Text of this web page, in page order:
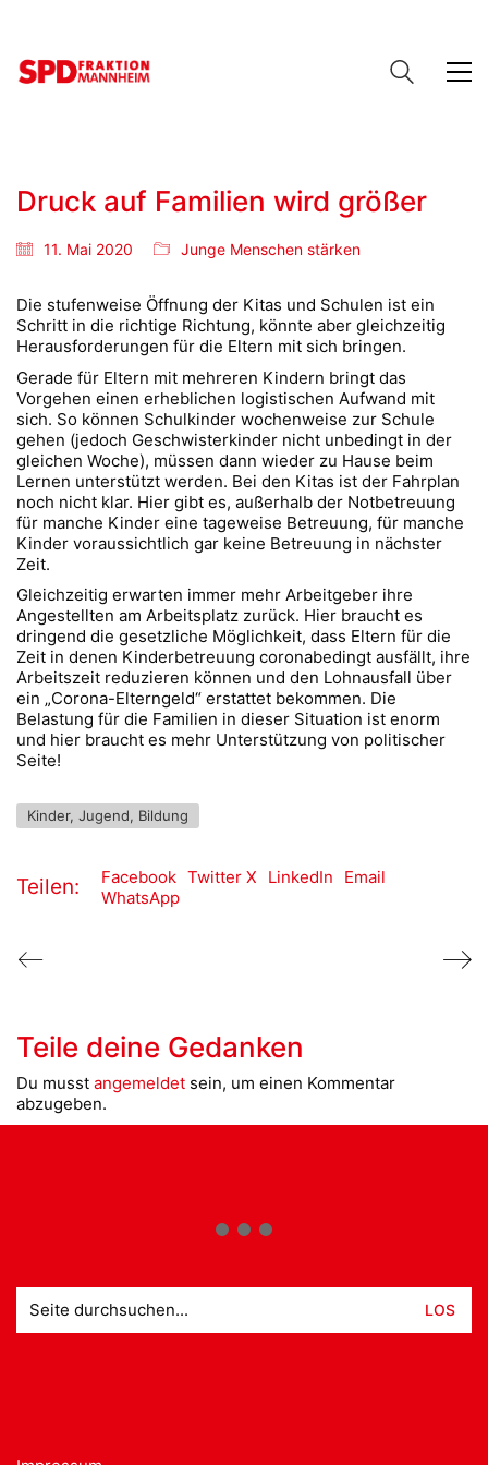
Druck auf Familien wird größer
11. Mai 2020 Junge Menschen stärken
Die stufenweise Öffnung der Kitas und Schulen ist ein
Schritt in die richtige Richtung, könnte aber gleichzeitig
Herausforderungen für die Eltern mit sich bringen.
Gerade für Eltern mit mehreren Kindern bringt das
Vorgehen einen erheblichen logistischen Aufwand mit
sich. So können Schulkinder wochenweise zur Schule
gehen (jedoch Geschwisterkinder nicht unbedingt in der
gleichen Woche), müssen dann wieder zu Hause beim
Lernen unterstützt werden. Bei den Kitas ist der Fahrplan
noch nicht klar. Hier gibt es, außerhalb der Notbetreuung
für manche Kinder eine tageweise Betreuung, für manche
Kinder voraussichtlich gar keine Betreuung in nächster
Zeit.
Gleichzeitig erwarten immer mehr Arbeitgeber ihre
Angestellten am Arbeitsplatz zurück. Hier braucht es
dringend die gesetzliche Möglichkeit, dass Eltern für die
Zeit in denen Kinderbetreuung coronabedingt ausfällt, ihre
Arbeitszeit reduzieren können und den Lohnausfall über
ein „Corona-Elterngeld“ erstattet bekommen. Die
Belastung für die Familien in dieser Situation ist enorm
und hier braucht es mehr Unterstützung von politischer
Seite!
Kinder, Jugend, Bildung
Teilen: Facebook Twitter X LinkedIn
Email
WhatsApp
Teile deine Gedanken
Du musst angemeldet sein, um einen Kommentar
abzugeben.
nach: